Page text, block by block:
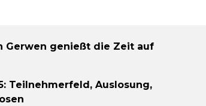
Gerwen genießt die Zeit auf
Teilnehmerfeld, Auslosung,